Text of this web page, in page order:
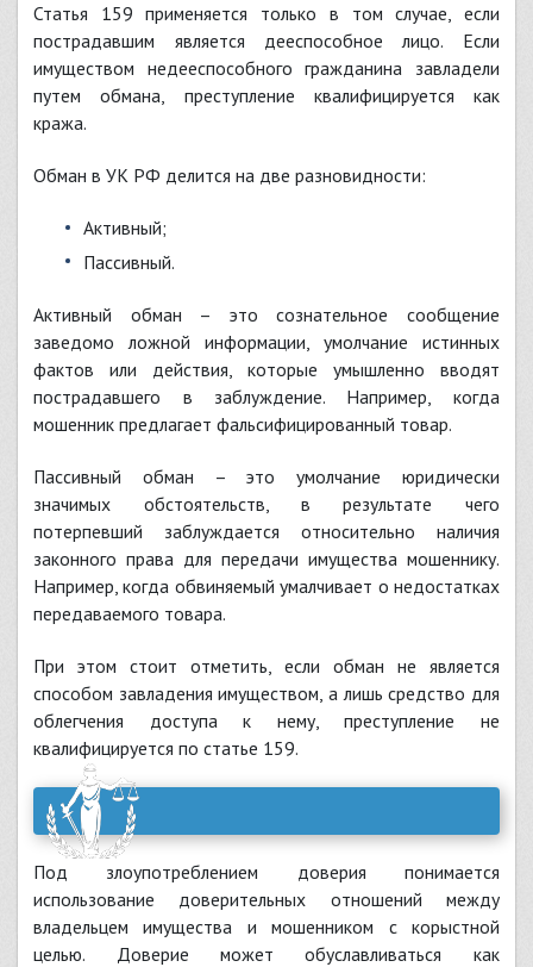
Статья 159 применяется только в том случае, если
пострадавшим является дееспособное лицо. Если
имуществом недееспособного гражданина завладели
путем обмана, преступление квалифицируется как
кража.
Обман в УК РФ делится на две разновидности:
активный;
пассивный.
Активный обман – это сознательное сообщение
заведомо ложной информации, умолчание истинных
фактов или действия, которые умышленно вводят
пострадавшего в заблуждение. Например, когда
мошенник предлагает фальсифицированный товар.
Пассивный обман – это умолчание юридически
значимых обстоятельств, в результате чего
потерпевший заблуждается относительно наличия
законного права для передачи имущества мошеннику.
Например, когда обвиняемый умалчивает о недостатках
передаваемого товара.
При этом стоит отметить, если обман не является
способом завладения имуществом, а лишь средство для
облегчения доступа к нему, преступление не
квалифицируется по статье 159.
Под злоупотреблением доверия понимается
использование доверительных отношений между
владельцем имущества и мошенником с корыстной
целью. Доверие может обуславливаться как